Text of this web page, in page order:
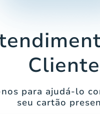
Cliente
para ajudá-lo
seu cartão